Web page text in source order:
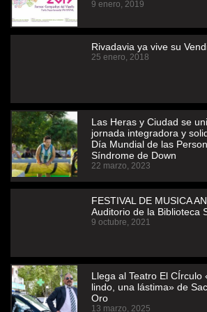
9 enero, 2019
Rivadavia ya vive su
25 enero, 2018
Las Heras y Ciudad se
jornada integradora y
Día Mundial de las
Síndrome de Down
22 marzo, 2023
FESTIVAL DE MUSICA
Auditorio de la Biblioteca
9 octubre, 2021
Llega al Teatro El CÍrculo
lindo, una lástima» de
Oro
13 marzo, 2025